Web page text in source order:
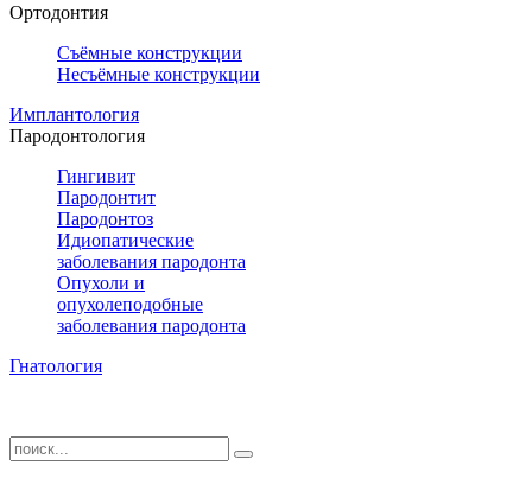
Ортодонтия
Съёмные конструкции
Несъёмные конструкции
Имплантология
Пародонтология
Гингивит
Пародонтит
Пародонтоз
Идиопатические
заболевания пародонта
Опухоли и
опухолеподобные
заболевания пародонта
Гнатология